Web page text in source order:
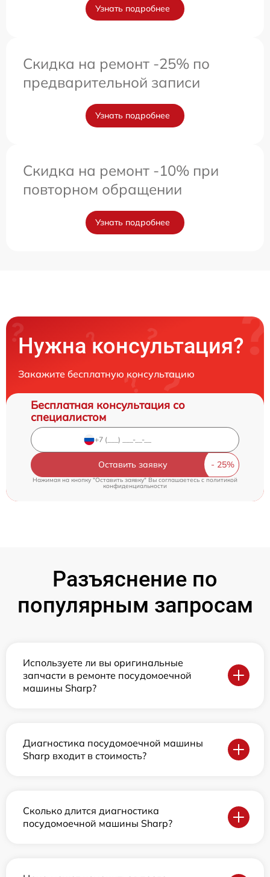
Узнать подробнее
Скидка на ремонт -25% по
предварительной записи
Узнать подробнее
Скидка на ремонт -10% при
повторном обращении
Узнать подробнее
Нужна консультация?
Закажите бесплатную консультацию
Бесплатная консультация со
специалистом
Оставить заявку
Нажимая на кнопку "Оставить заявку" Вы соглашаетесь cполитикой
конфиденциальности
Разъяснение по
популярным запросам
Используете ли вы оригинальные
запчасти в ремонте посудомоечной
машины Sharp?
Диагностика посудомоечной машины
Sharp входит в стоимость?
Сколько длится диагностика
посудомоечной машины Sharp?